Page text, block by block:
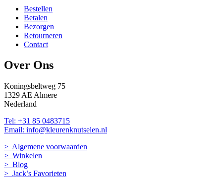
Bestellen
Betalen
Bezorgen
Retourneren
Contact
Over Ons
Koningsbeltweg 75
1329 AE Almere
Nederland
Tel: +31 85 0483715
Email: info@kleurenknutselen.nl
> Algemene voorwaarden
> Winkelen
> Blog
> Jack’s Favorieten